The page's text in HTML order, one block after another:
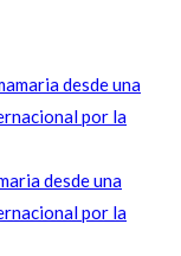
desde una
por la